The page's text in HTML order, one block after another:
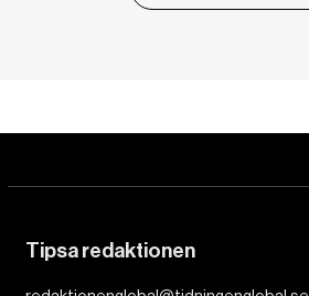
Tipsa redaktionen